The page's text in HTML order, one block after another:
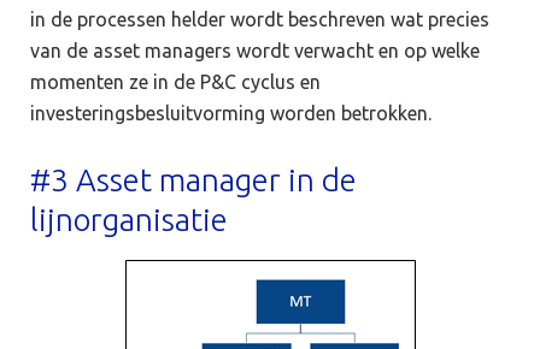
in de processen helder wordt beschreven wat precies
van de asset managers wordt verwacht en op welke
momenten ze in de P&C cyclus en
investeringsbesluitvorming worden betrokken.
#3 Asset manager in de
lijnorganisatie